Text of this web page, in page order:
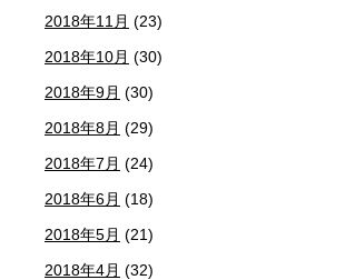
2018年11月 (23)
2018年10月 (30)
2018年9月 (30)
2018年8月 (29)
2018年7月 (24)
2018年6月 (18)
2018年5月 (21)
2018年4月 (32)